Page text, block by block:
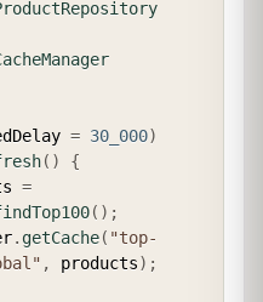
= 30_000)
( )
{
=
( ) ;
. getCache( "top-
, products) ;